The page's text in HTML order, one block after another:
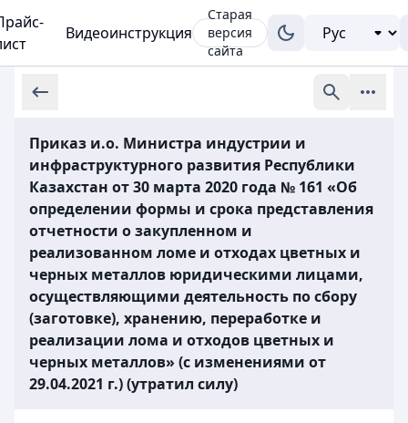
Видеоинструкция
Старая
версия
сайта
Приказ и.о. Министра индустрии и
инфраструктурного развития Республики
Казахстан от 30 марта 2020 года № 161 «Об
определении формы и срока представления
отчетности о закупленном и
реализованном ломе и отходах цветных и
черных металлов юридическими лицами,
осуществляющими деятельность по сбору
(заготовке), хранению, переработке и
реализации лома и отходов цветных и
черных металлов» (с изменениями от
29.04.2021 г.) (утратил силу)